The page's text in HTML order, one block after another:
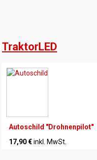
TraktorLED
Autoschild "Drohnenpilot"
17,90 €inkl. MwSt.